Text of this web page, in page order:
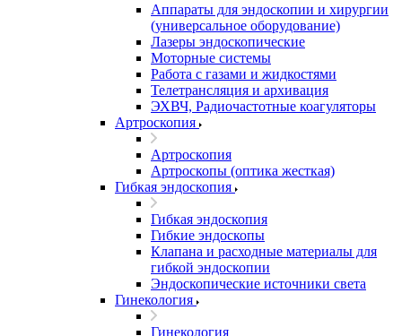
Аппараты для эндоскопии и хирургии
(универсальное оборудование)
Лазеры эндоскопические
Моторные системы
Работа с газами и жидкостями
Телетрансляция и архивация
ЭХВЧ, Радиочастотные коагуляторы
Артроскопия
Артроскопия
Артроскопы (оптика жесткая)
Гибкая эндоскопия
Гибкая эндоскопия
Гибкие эндоскопы
Клапана и расходные материалы для
гибкой эндоскопии
Эндоскопические источники света
Гинекология
Гинекология